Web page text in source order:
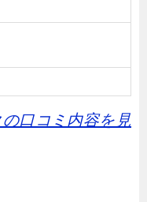
口コミ内容を見